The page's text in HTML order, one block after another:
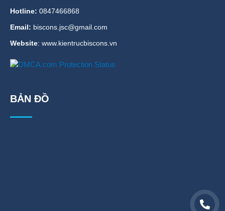
Hotline: 0847466868
Email: biscons.jsc@gmail.com
Website: www.kientrucbiscons.vn
BẢN ĐỒ